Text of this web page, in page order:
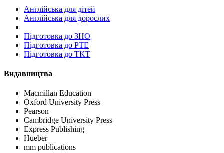
Англійська для дітей
Англійська для дорослих
Пiдготовка до ЗНО
Підготовка до PTE
Підготовка до TKT
Видавництва
Macmillan Education
Oxford University Press
Pearson
Cambridge University Press
Express Publishing
Hueber
mm publications